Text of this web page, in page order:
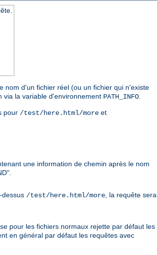
nom d'un fichier réel (ou un fichier qui n'existe
via la variable d'environnement PATH_INFO.
pour /test/here.html/more et
une information de chemin après le nom
dessus /test/here.html/more, la requête sera
pour les fichiers normaux rejette par défaut les
en général par défaut les requêtes avec